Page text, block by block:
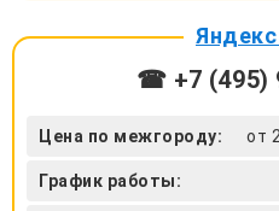
Яндекс
☎ +7 (495)
Цена по межгороду: от
График работы: